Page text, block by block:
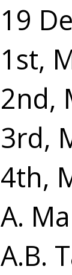
19
1st,
2nd,
3rd,
4th,
A.
A.B.